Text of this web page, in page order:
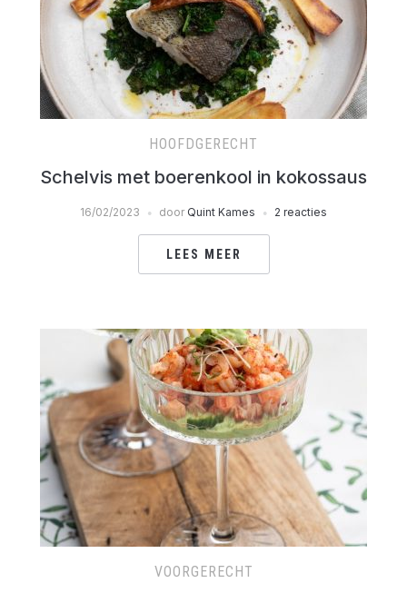
HOOFDGERECHT
Schelvis met boerenkool in kokossaus
16/02/2023 door Quint Kames 2 reacties
LEES MEER
VOORGERECHT